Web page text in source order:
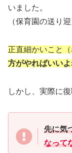
いました。
（保育園の送り
正直細かいこと
方がやればいい
しかし、実際に
先に気
なって